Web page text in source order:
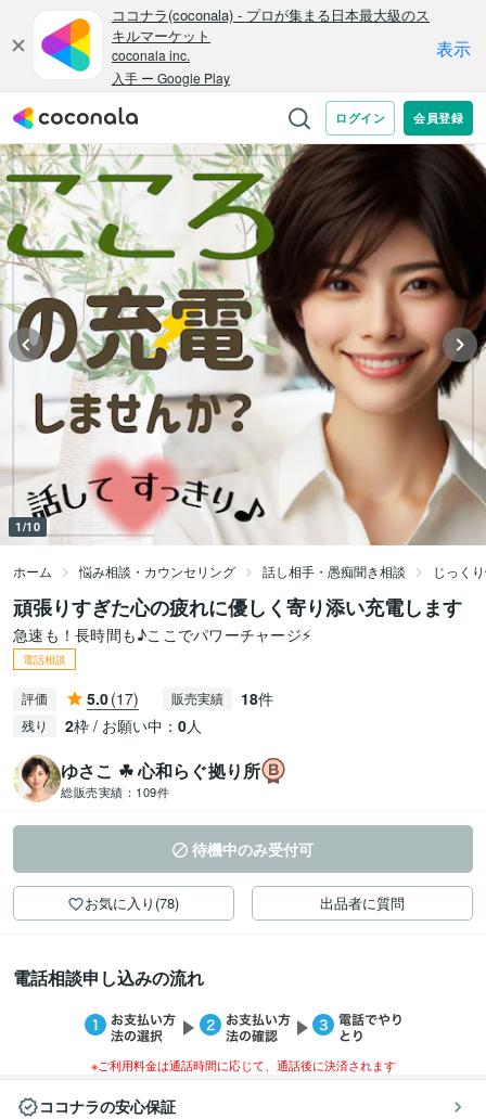
1/10
ホーム 悩み相談・カウンセリング 話し相手・愚痴聞き相談 じっく
頑張りすぎた心の疲れに優しく寄り添い充電します
急速も！長時間も♪ここでパワーチャージ⚡️
電話相談
評価 5.0(17) 販売実績 18件
残り 2枠 / お願い中： 0人
ゆさこ ☘ 心和らぐ拠り所
総販売実績： 109件
待機中のみ受付可
お気に入り(78) 出品者に質問
電話相談申し込みの流れ
※ご利用料金は通話時間に応じて、通話後に決済されます
ココナラの安心保証